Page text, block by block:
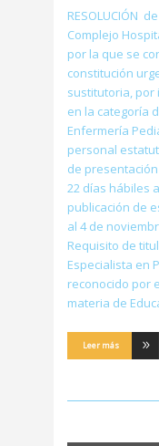
RESOLUCIÓN
Complejo
por la que se
constitución
sustitutoria, por
en la categoría
Enfermería
personal
de
22 días hábiles
publicación de
al 4 de
Requisito de
Especialista en
reconocido por
materia de
Leer más